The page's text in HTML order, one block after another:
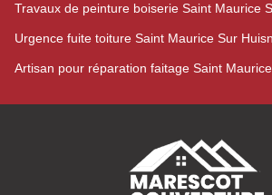
Travaux de peinture boiserie Saint Maurice
Urgence fuite toiture Saint Maurice Sur
Artisan pour réparation faitage Saint